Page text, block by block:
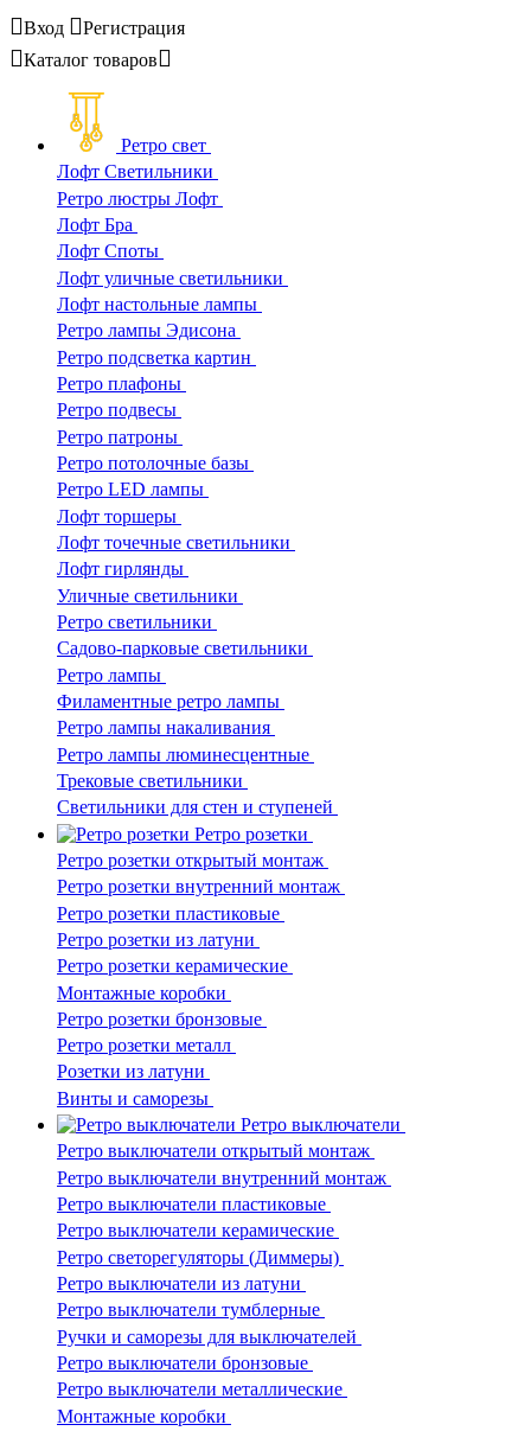
Вход
Регистрация
Каталог товаров
Ретро свет
Лофт Светильники
Ретро люстры Лофт
Лофт Бра
Лофт Споты
Лофт уличные светильники
Лофт настольные лампы
Ретро лампы Эдисона
Ретро подсветка картин
Ретро плафоны
Ретро подвесы
Ретро патроны
Ретро потолочные базы
Ретро LED лампы
Лофт торшеры
Лофт точечные светильники
Лофт гирлянды
Уличные светильники
Ретро светильники
Садово-парковые светильники
Ретро лампы
Филаментные ретро лампы
Ретро лампы накаливания
Ретро лампы люминесцентные
Трековые светильники
Светильники для стен и ступеней
Ретро розетки
Ретро розетки открытый монтаж
Ретро розетки внутренний монтаж
Ретро розетки пластиковые
Ретро розетки из латуни
Ретро розетки керамические
Монтажные коробки
Ретро розетки бронзовые
Ретро розетки металл
Розетки из латуни
Винты и саморезы
Ретро выключатели
Ретро выключатели открытый монтаж
Ретро выключатели внутренний монтаж
Ретро выключатели пластиковые
Ретро выключатели керамические
Ретро светорегуляторы (Диммеры)
Ретро выключатели из латуни
Ретро выключатели тумблерные
Ручки и саморезы для выключателей
Ретро выключатели бронзовые
Ретро выключатели металлические
Монтажные коробки